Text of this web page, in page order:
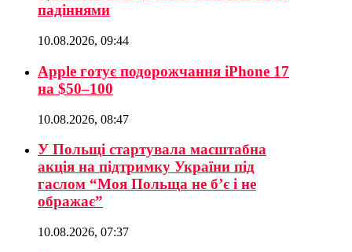
падіннями
10.08.2026, 09:44
Apple готує подорожчання iPhone 17
на $50–100
10.08.2026, 08:47
У Польщі стартувала масштабна
акція на підтримку України під
гаслом “Моя Польща не б’є і не
ображає”
10.08.2026, 07:37